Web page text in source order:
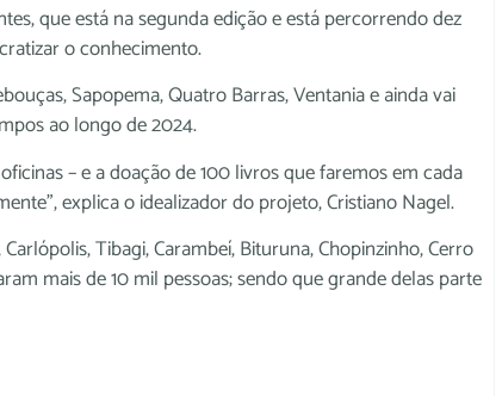
que está na segunda edição e está percorrendo dez
o conhecimento.
Sapopema, Quatro Barras, Ventania e ainda vai
ao longo de 2024.
– e a doação de 100 livros que faremos em cada
explica o idealizador do projeto, Cristiano Nagel.
Tibagi, Carambeí, Bituruna, Chopinzinho, Cerro
mais de 10 mil pessoas; sendo que grande delas parte